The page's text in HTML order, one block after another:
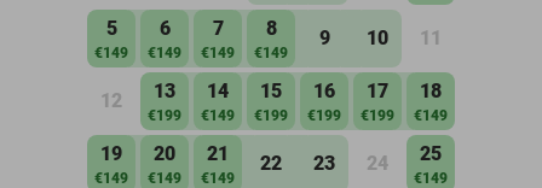
5
€149
6
€149
7
€149
8
€149
9 10 11
12 13
€199
14
€149
15
€199
16
€199
17
€199
18
€149
19
€149
20
€149
21
€149
22 23 24 25
€149